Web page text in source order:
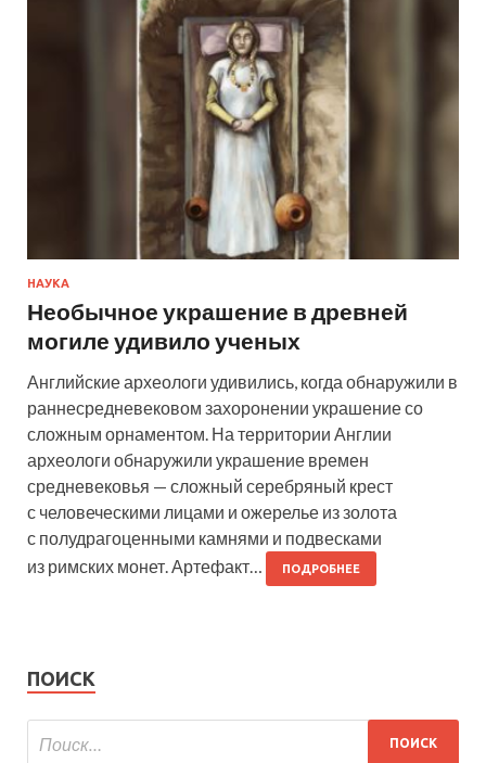
НАУКА
Необычное украшение в древней
могиле удивило ученых
Английские археологи удивились, когда обнаружили в
раннесредневековом захоронении украшение со
сложным орнаментом. На территории Англии
археологи обнаружили украшение времен
средневековья — сложный серебряный крест
с человеческими лицами и ожерелье из золота
с полудрагоценными камнями и подвесками
из римских монет. Артефакт…
ПОДРОБНЕЕ
ПОИСК